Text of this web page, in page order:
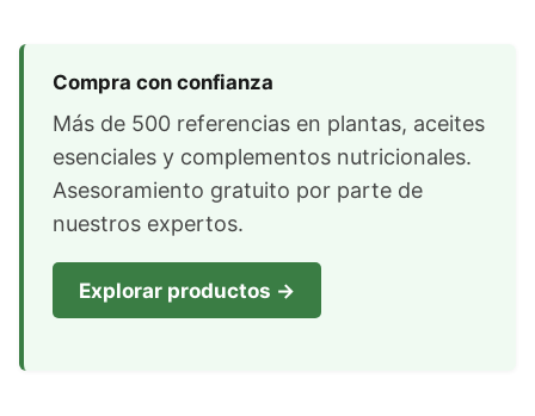
Compra con confianza
Más de 500 referencias en plantas, aceites
esenciales y complementos nutricionales.
Asesoramiento gratuito por parte de
nuestros expertos.
Explorar productos →